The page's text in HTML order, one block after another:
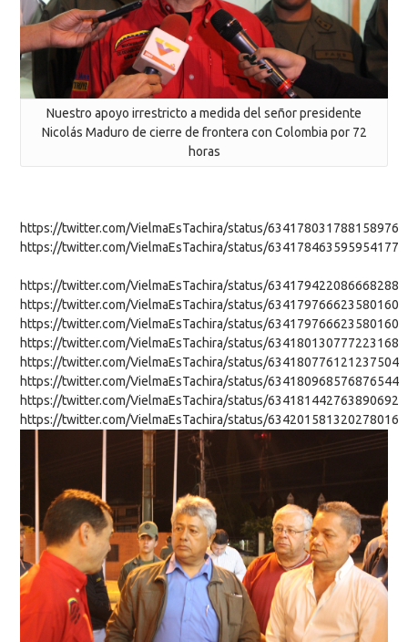
Nuestro apoyo irrestricto a medida del señor presidente
Nicolás Maduro de cierre de frontera con Colombia por 72
horas
https://twitter.com/VielmaEsTachira/status/634178031788158976
https://twitter.com/VielmaEsTachira/status/634178463595954177
https://twitter.com/VielmaEsTachira/status/634179422086668288
https://twitter.com/VielmaEsTachira/status/634179766623580160
https://twitter.com/VielmaEsTachira/status/634179766623580160
https://twitter.com/VielmaEsTachira/status/634180130777223168
https://twitter.com/VielmaEsTachira/status/634180776121237504
https://twitter.com/VielmaEsTachira/status/634180968576876544
https://twitter.com/VielmaEsTachira/status/634181442763890692
https://twitter.com/VielmaEsTachira/status/634201581320278016